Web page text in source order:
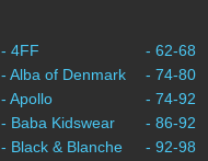
- 4FF
- Alba of Denmark
- Apollo
- Baba Kidswear
- Black & Blanche
- 62-68
- 74-80
- 74-92
- 86-92
- 92-98